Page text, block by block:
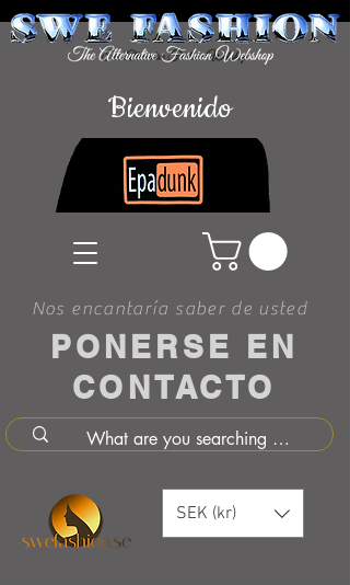
PONERSE EN
CONTACTO
Nos encantaría saber de usted
Bienvenido
SEK (kr)